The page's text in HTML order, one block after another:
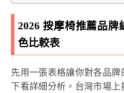
2026 按摩椅推薦品牌
色比較表
先用一張表格讓你對各品
下看詳細分析。台灣市場